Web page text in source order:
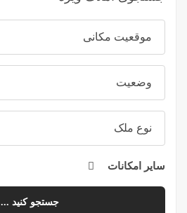
موقعیت مکانی
وضعیت
نوع ملک
سایر امکانات
جستجو کنید ...